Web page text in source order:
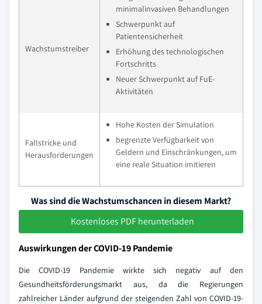
Wachstumstreiber
minimalinvasiven Behandlungen
Schwerpunkt auf
Patientensicherheit
Erhöhung des technologischen
Fortschritts
Neuer Schwerpunkt auf FuE-
Aktivitäten
Fallstricke und
Herausforderungen
Hohe Kosten der Simulation
begrenzte Verfügbarkeit von
Geldern und Einschränkungen, um
eine reale Situation imitieren
Was sind die Wachstumschancen in diesem Markt?
Kostenloses PDF herunterladen
Auswirkungen der COVID-19 Pandemie
Die COVID-19 Pandemie wirkte sich negativ auf den
Gesundheitsförderungsmarkt aus, da die Regierungen
zahlreicher Länder aufgrund der steigenden Zahl von COVID-19-